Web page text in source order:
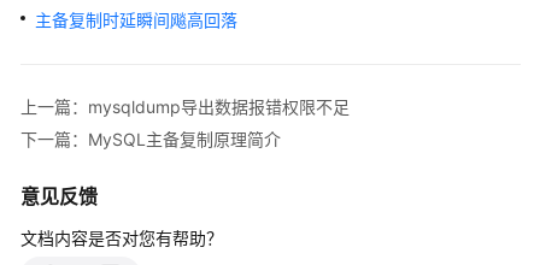
说
明
速
入
内
核
主备复制时延瞬间飚高回落
上一篇：mysqldump导出数据报错权限不足
下一篇：MySQL主备复制原理简介
意见反馈
文档内容是否对您有帮助？